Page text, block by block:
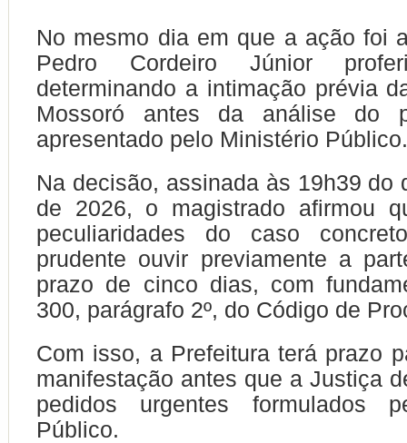
No mesmo dia em que a ação foi
Pedro Cordeiro Júnior
determinando a intimação prévia
Mossoró antes da análise do
apresentado pelo Ministério Público.
Na decisão, assinada às 19h39 do
de 2026, o magistrado afirmou
peculiaridades do caso
prudente ouvir previamente a
prazo de cinco dias, com
300, parágrafo 2º, do Código de
Com isso, a Prefeitura terá prazo
manifestação antes que a Justiça
pedidos urgentes formulados
Público.